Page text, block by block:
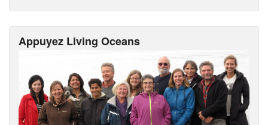
Appuyez Living Oceans